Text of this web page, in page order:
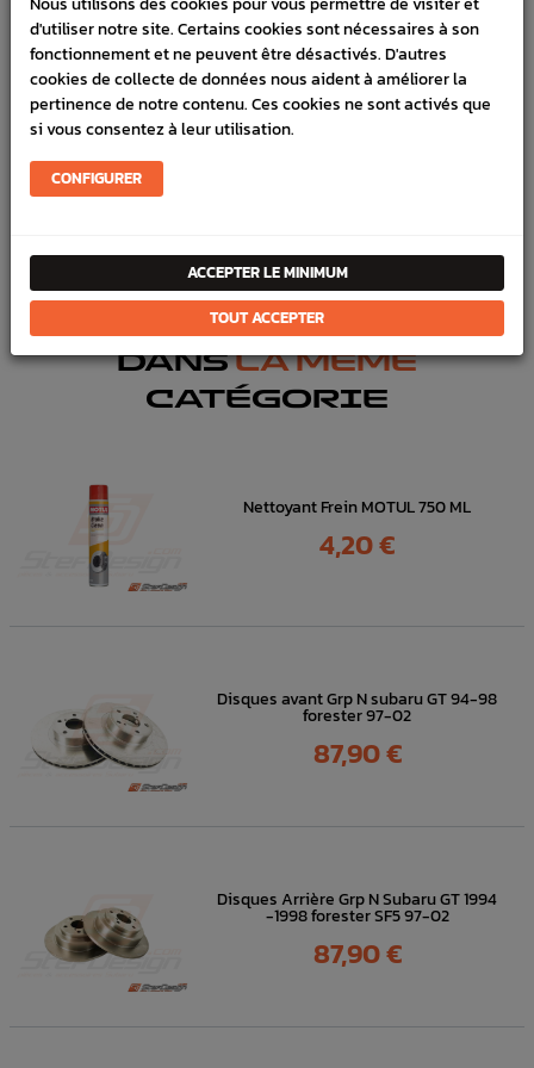
SCHÉMA CONSTRUCTEUR
Marque :SUBARU
Référence :1105
En stock :22
Freinage
Flexibles, Liquide, Nettoyant,Kit réparation
DANSLA MÊME
CATÉGORIE
Nettoyant Frein MOTUL 750 ML
Prix
4,20 €
Disques avant Grp N subaru GT 94-98
forester 97-02
Prix
87,90 €
Disques Arrière Grp N Subaru GT 1994
-1998 forester SF5 97-02
Prix
87,90 €
d'utiliser notre site. Certains cookies sont nécessaires à son
fonctionnement et ne peuvent être désactivés. D'autres
cookies de collecte de données nous aident à améliorer la
pertinence de notre contenu. Ces cookies ne sont activés que
si vous consentez à leur utilisation.
CONFIGURER
ACCEPTER LE MINIMUM
TOUT ACCEPTER